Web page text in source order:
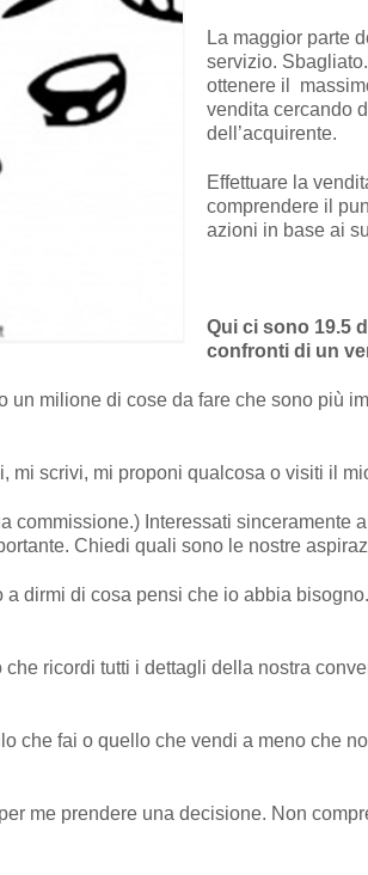
La maggior parte
servizio.
ottenere il
vendita cercando
dell’acquirente.
Effettuare la
comprendere il
azioni in base ai
Qui ci sono 19.5
confronti di un
un milione di cose da fare che sono più
mi scrivi, mi proponi qualcosa o visiti il
commissione.) Interessati sinceramente
Chiedi quali sono le nostre
a dirmi di cosa pensi che io abbia
che ricordi tutti i dettagli della nostra
che fai o quello che vendi a meno che
me prendere una decisione. Non